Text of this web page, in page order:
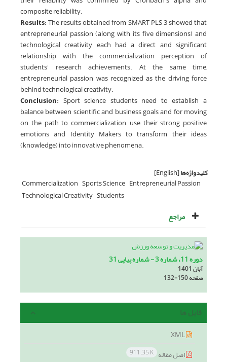
composite reliability.
Results:The results obtained from SMART PLS 3 showed that
entrepreneurial passion (along with its five dimensions) and
technological creativity each had a direct and significant
relationship with the commercialization perception of
students' research achievements. At the same time,
entrepreneurial passion was recognized as the driving force
behind technological creativity.
Conclusion: Sport science students need to establish a
balance between scientific and business goals and for moving
on the path to commercialization, use their strong positive
emotions and Identity Makers to transform their ideas
(knowledge) into innovative phenomena.
کلیدواژه‌ها[English]
Commercialization Sports Science Entrepreneurial Passion
Technological Creativity Students
مراجع
دوره 11، شماره 3 - شماره پیاپی 31
آبان 1401
صفحه132-150
فایل ها
اصل مقاله 911.35 K